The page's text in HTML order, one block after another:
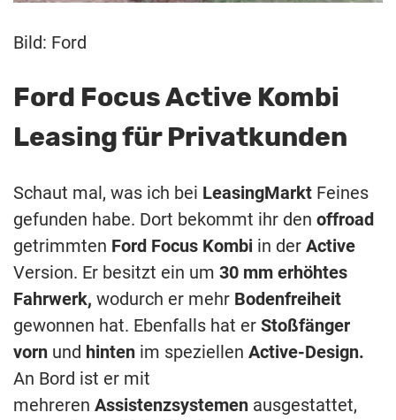
Bild: Ford
Ford Focus Active Kombi
Leasing für Privatkunden
Schaut mal, was ich bei LeasingMarkt Feines
gefunden habe. Dort bekommt ihr den offroad
getrimmten Ford Focus Kombi in der Active
Version. Er besitzt ein um 30 mm erhöhtes
Fahrwerk, wodurch er mehr Bodenfreiheit
gewonnen hat. Ebenfalls hat er Stoßfänger
vorn und hinten im speziellen Active-Design.
An Bord ist er mit
mehreren Assistenzsystemen ausgestattet,